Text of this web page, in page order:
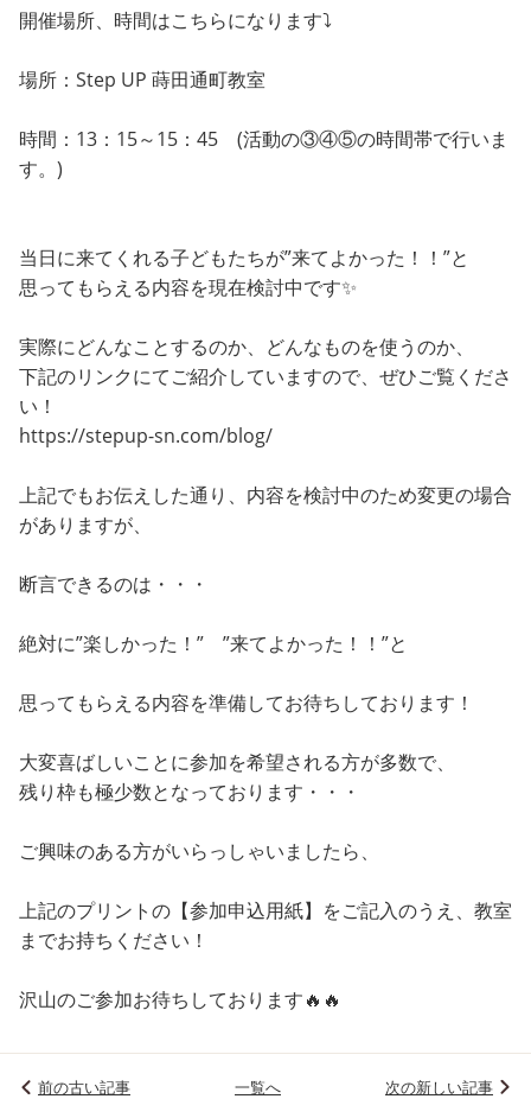
開催場所、時間はこちらになります⤵
場所：Step UP 蒔田通町教室
時間：13：15～15：45 (活動の③④⑤の時間帯で行いま
す。)
当日に来てくれる子どもたちが”来てよかった！！”と
思ってもらえる内容を現在検討中です✨
実際にどんなことするのか、どんなものを使うのか、
下記のリンクにてご紹介していますので、ぜひご覧くださ
い！
https://stepup-sn.com/blog/
上記でもお伝えした通り、内容を検討中のため変更の場合
がありますが、
断言できるのは・・・
絶対に”楽しかった！” ”来てよかった！！”と
思ってもらえる内容を準備してお待ちしております！
大変喜ばしいことに参加を希望される方が多数で、
残り枠も極少数となっております・・・
ご興味のある方がいらっしゃいましたら、
上記のプリントの【参加申込用紙】をご記入のうえ、教室
までお持ちください！
沢山のご参加お待ちしております🔥🔥
前の古い記事 一覧へ 次の新しい記事